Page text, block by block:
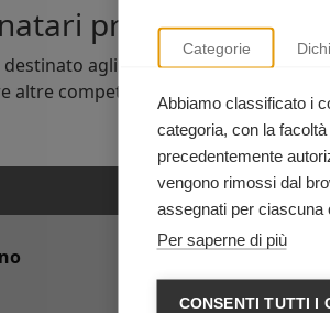
principali del
agli operatori sanitari
altre competenze salvavita, in
Categorie
Abbiamo classificato i
categoria, con la
precedentemente
vengono rimossi dal
assegnati per ciascuna
Per saperne di più
CONSENTI TUTTI I